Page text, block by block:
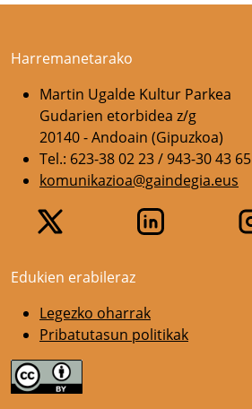
Harremanetarako
Martin Ugalde Kultur Parkea
Gudarien etorbidea z/g
20140 - Andoain (Gipuzkoa)
Tel.: 623-38 02 23 / 943-30 43 65
komunikazioa@gaindegia.eus
Edukien erabileraz
Legezko oharrak
Pribatutasun politikak